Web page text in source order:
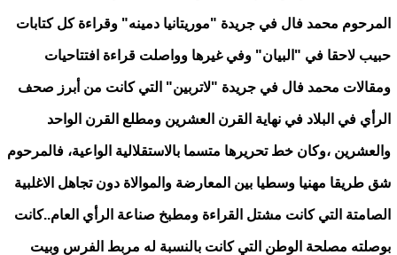
المرحوم محمد فال في جريدة "موريتانيا دمينه" وقراءة كل كتابات
حبيب لاحقا في "البيان" وفي غيرها وواصلت قراءة افتتاحيات
ومقالات محمد فال في جريدة "لاتربين" التي كانت من أبرز صحف
الرأي في البلاد في نهاية القرن العشرين ومطلع القرن الواحد
والعشرين ،وكان خط تحريرها متسما بالاستقلالية الواعية، فالمرحوم
شق طريقا مهنيا وسطيا بين المعارضة والموالاة دون تجاهل الاغلبية
الصامتة التي كانت مشتل القراءة ومطبخ صناعة الرأي العام..كانت
بوصلته مصلحة الوطن التي كانت بالنسبة له مربط الفرس وبيت